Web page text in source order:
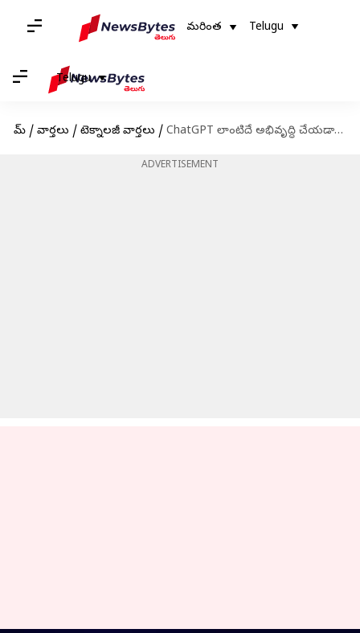
మరింత Telugu
Telugu
హోమ్ / వార్తలు / టెక్నాలజీ వార్తలు / ChatGPT లాంటిదే అభివృద్ధి చేయడానికి టీంను నియమించనున్న ఎలోన్ మస్క్
ADVERTISEMENT